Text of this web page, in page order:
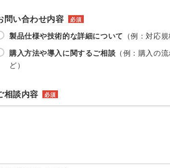
問い合わせ内容 必須
製品仕様や技術的な詳細について （例：対応
購入方法や導入に関するご相談 （例：購入の
ど）
相談内容 必須